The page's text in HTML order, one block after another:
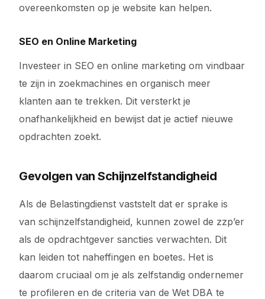
overeenkomsten op je website kan helpen.
SEO en Online Marketing
Investeer in SEO en online marketing om vindbaar
te zijn in zoekmachines en organisch meer
klanten aan te trekken. Dit versterkt je
onafhankelijkheid en bewijst dat je actief nieuwe
opdrachten zoekt.
Gevolgen van Schijnzelfstandigheid
Als de Belastingdienst vaststelt dat er sprake is
van schijnzelfstandigheid, kunnen zowel de zzp’er
als de opdrachtgever sancties verwachten. Dit
kan leiden tot naheffingen en boetes. Het is
daarom cruciaal om je als zelfstandig ondernemer
te profileren en de criteria van de Wet DBA te